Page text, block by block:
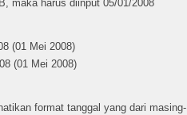
maka harus diinput 05/01/2008
(01 Mei 2008)
(01 Mei 2008)
format tanggal yang dari masing-